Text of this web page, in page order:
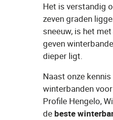
Het is verstandig
zeven graden
sneeuw, is het
geven
dieper ligt.
Naast onze
winterbanden
Profile Hengelo,
de ​ beste